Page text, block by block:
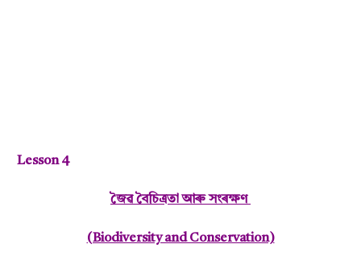
Lesson 4
জৈৱ বৈচিত্ৰতা আৰু সংৰক্ষণ
(Biodiversity and Conservation)